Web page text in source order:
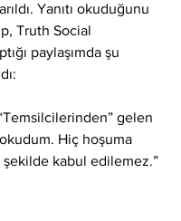
Yanıtı okuduğunu
Truth Social
paylaşımda şu
gelen
Hiç hoşuma
kabul edilemez.”